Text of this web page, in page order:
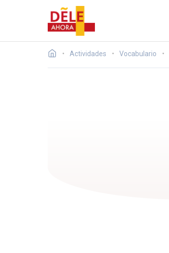
Actividades Vocabulario